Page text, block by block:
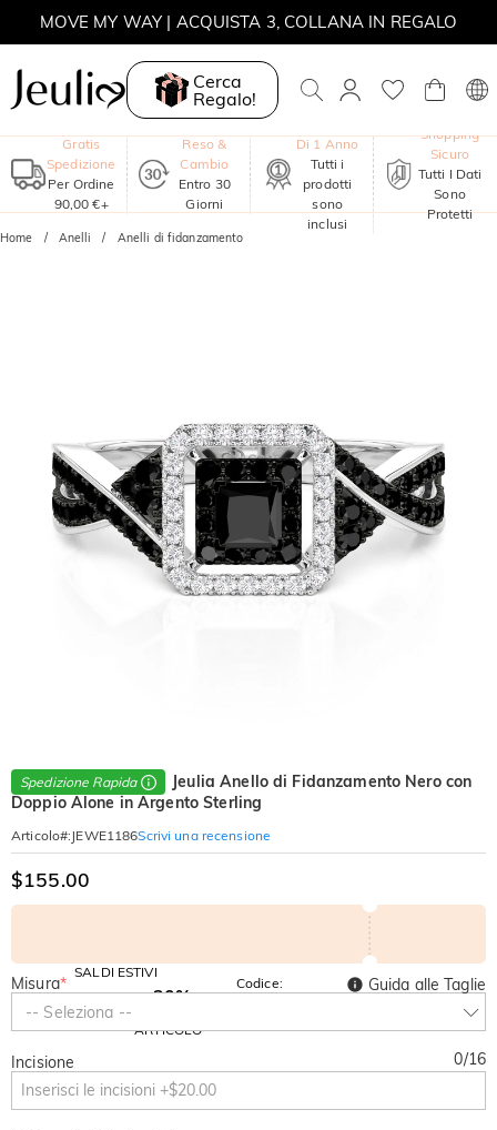
MOVE MY WAY | ACQUISTA 3, COLLANA IN REGALO
Cerca
Regalo!
Gratis
Spedizione
Per Ordine
90,00 €+
Reso &
Cambio
Entro 30
Giorni
Di 1 Anno
Tutti i
prodotti
sono
inclusi
Shopping
Sicuro
Tutti I Dati
Sono
Protetti
Home Anelli Anelli di fidanzamento
Spedizione Rapida
Jeulia Anello di Fidanzamento Nero con
Doppio Alone in Argento Sterling
Articolo#: JEWE1186Scrivi una recensione
$155.00
SALDI ESTIVI
-10%
SU TUTTO
-30%
ARTICOLO
Codice:
SUMMER
Misura*
-- Seleziona --
Guida alle Taglie
Incisione 0/16